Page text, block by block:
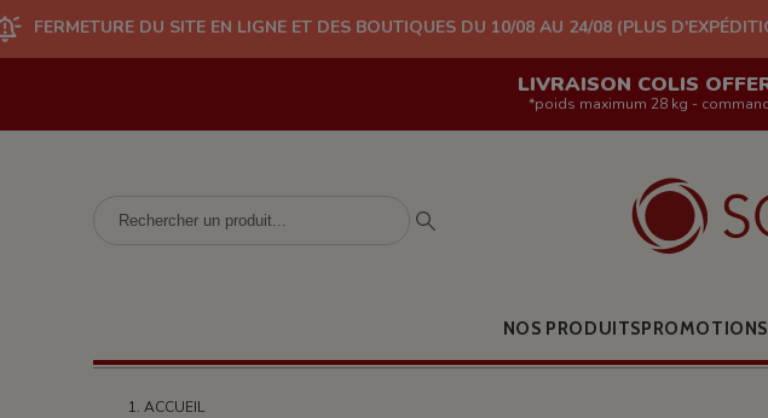
DU SITE EN LIGNE ET DES BOUTIQUES DU 10/08 AU 24/08 (PLUS D'EXPÉDITION À PARTIR
LIVRAISON COLIS
*poids maximum 28 kg -
NOS PRODUITSPROMOTIONS
ACCUEIL